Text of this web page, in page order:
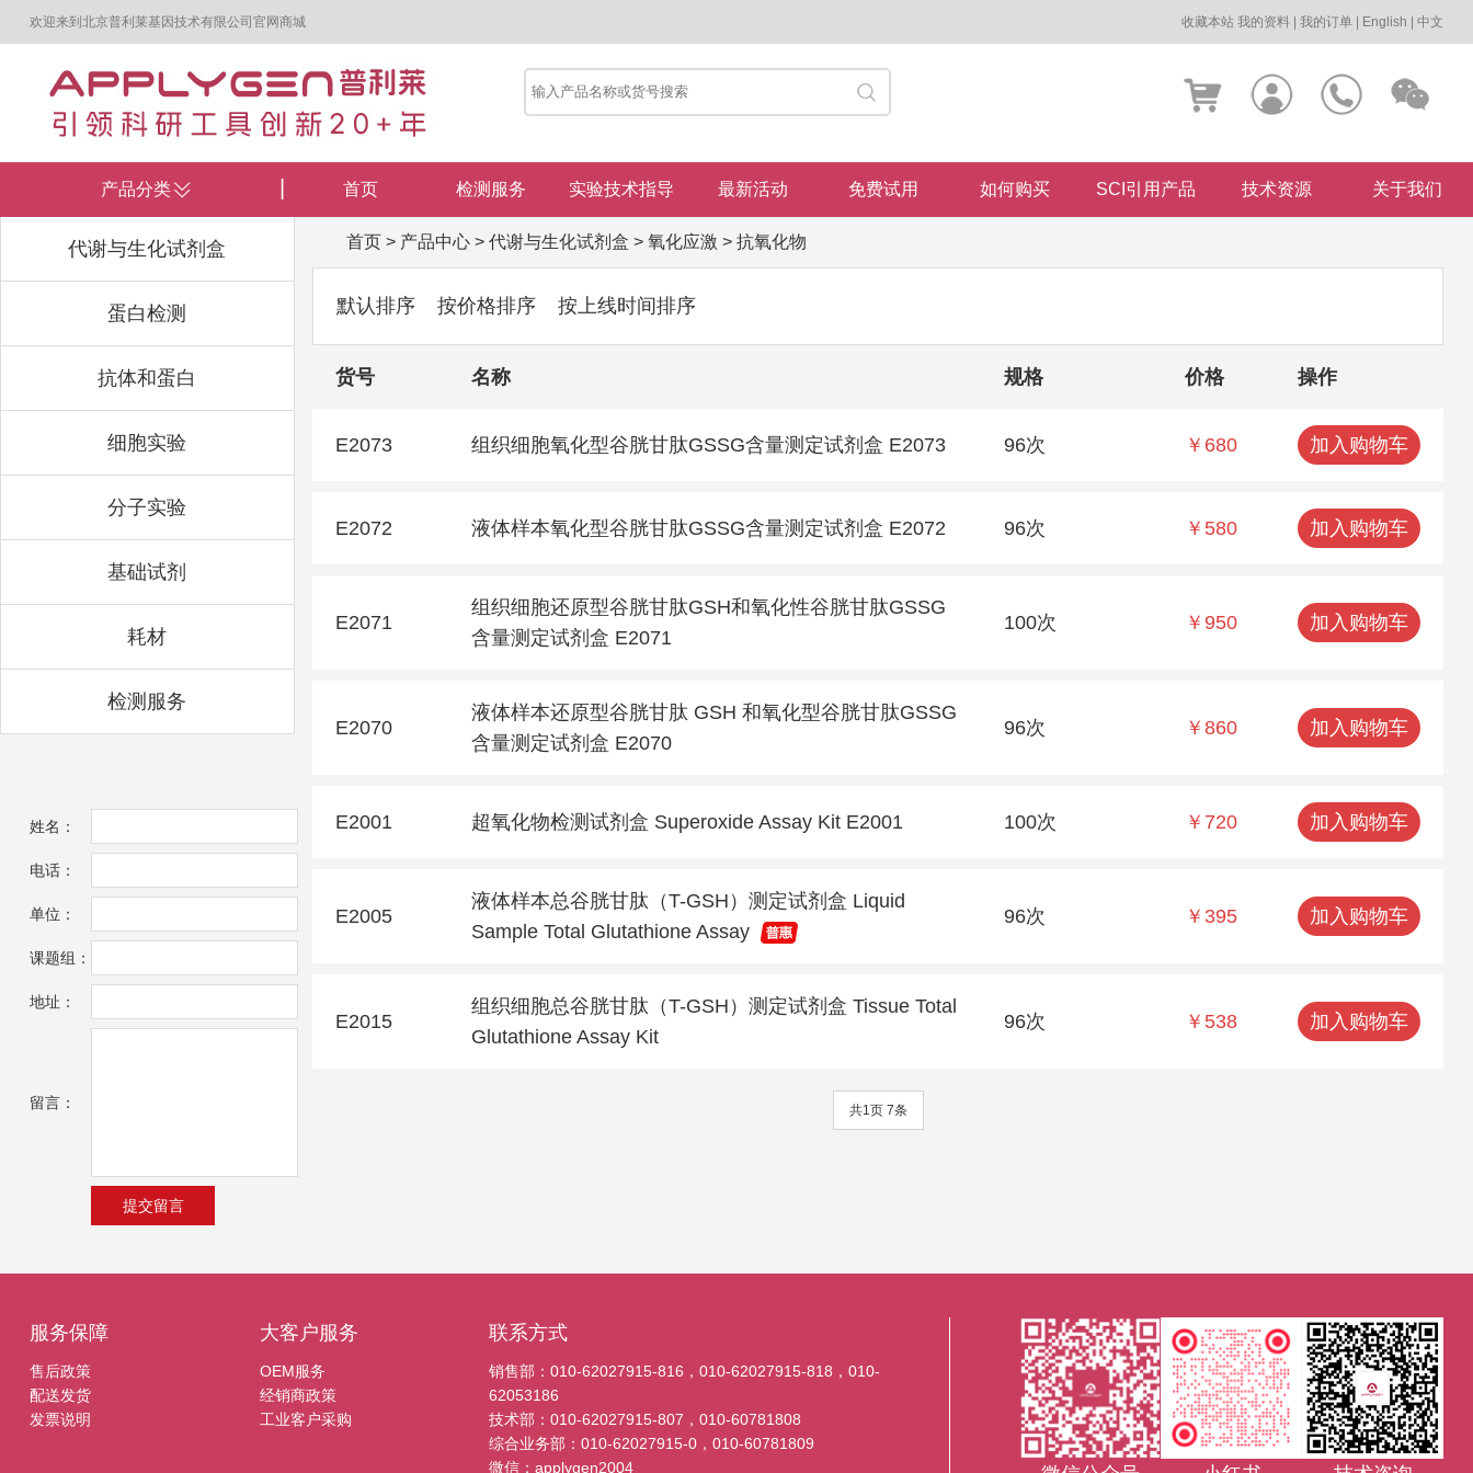
欢迎来到北京普利莱基因技术有限公司官网商城 收藏本站 我的资料 |我的订单 English |中文
产品分类
代谢与生化试剂盒
蛋白检测
抗体和蛋白
细胞实验
分子实验
基础试剂
耗材
检测服务
首页 检测服务 实验技术指导 最新活动 免费试用 如何购买 SCI引用产品 技术资源 关于我们
首页> 产品中心> 代谢与生化试剂盒 > 氧化应激 > 抗氧化物
默认排序 按价格排序 按上线时间排序
货号 名称 规格 价格 操作
E2073 组织细胞氧化型谷胱甘肽GSSG含量测定试剂盒 E2073 96次 ￥680 加入购物车
E2072 液体样本氧化型谷胱甘肽GSSG含量测定试剂盒 E2072 96次 ￥580 加入购物车
E2071
组织细胞还原型谷胱甘肽GSH和氧化性谷胱甘肽GSSG
含量测定试剂盒 E2071
100次 ￥950 加入购物车
E2070
液体样本还原型谷胱甘肽 GSH 和氧化型谷胱甘肽GSSG
含量测定试剂盒 E2070
96次 ￥860 加入购物车
E2001 超氧化物检测试剂盒 Superoxide Assay Kit E2001 100次 ￥720 加入购物车
E2005
液体样本总谷胱甘肽（T-GSH）测定试剂盒 Liquid
Sample Total Glutathione Assay
96次 ￥395 加入购物车
E2015
组织细胞总谷胱甘肽（T-GSH）测定试剂盒 Tissue Total
Glutathione Assay Kit
96次 ￥538 加入购物车
共1页 7条
姓名：
电话：
单位：
课题组：
地址：
留言：
服务保障
售后政策
配送发货
发票说明
大客户服务
OEM服务
经销商政策
工业客户采购
联系方式
销售部：010-62027915-816，010-62027915-818，010-
62053186
技术部：010-62027915-807，010-60781808
综合业务部：010-62027915-0，010-60781809
微信：applygen2004